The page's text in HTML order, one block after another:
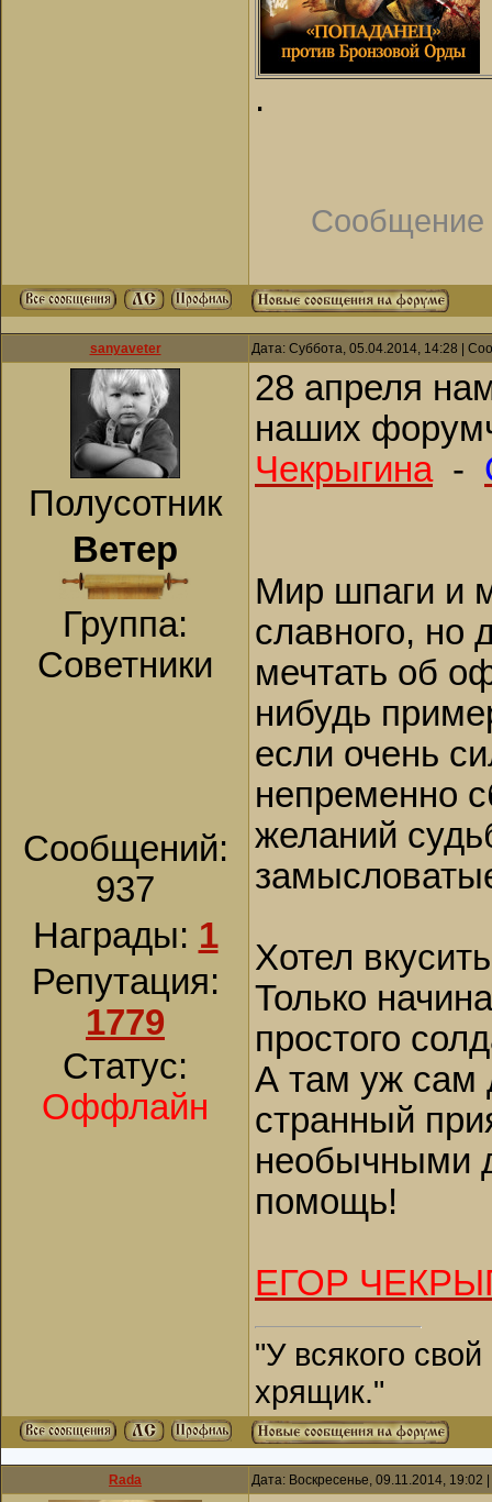
.
Сообщение
sanyaveter Дата: Суббота, 05.04.2014, 14:28 |
Полусотник
Ветер
Группа:
Советники
Сообщений:
937
Награды: 1
Репутация:
1779
Статус:
Оффлайн
28 апреля
наших
Чекрыгина-
Мир шпаги и
славного, но
мечтать об
нибудь
если очень
непременно
желаний
Хотел
Только
простого
А там уж сам
странный
необычными
помощь!
ЕГОР
"У всякого
хрящик."
Rada Дата: Воскресенье, 09.11.2014,